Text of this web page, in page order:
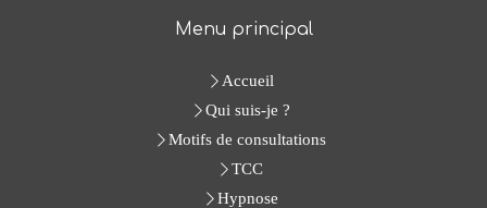
Menu principal
Accueil
Qui suis-je ?
Motifs de consultations
TCC
Hypnose